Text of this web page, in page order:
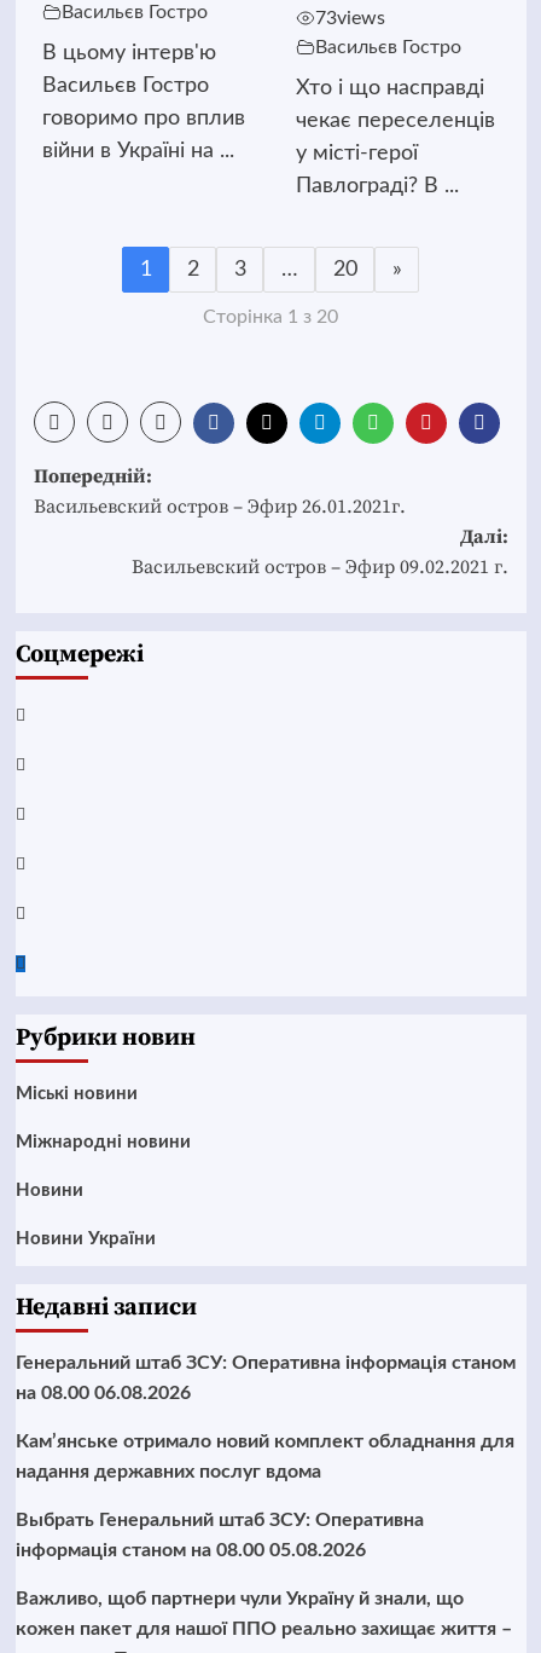
Васильєв Гостро
В цьому інтерв'ю
Васильєв Гостро
говоримо про вплив
війни в Україні на ...
73views
Васильєв Гостро
Хто і що насправді
чекає переселенців
у місті-герої
Павлограді? В ...
1 2 3 … 20 »
Сторінка 1 з 20
Post
navigation
Попередній:
Васильевский остров – Эфир 26.01.2021г.
Далі:
Васильевский остров – Эфир 09.02.2021 г.
Соцмережі
Facebook
YouTube
Telegram
Instagram
Twitter
Рубрики новин
Mіські новини
Міжнародні новини
Новини
Новини України
Недавні записи
Генеральний штаб ЗСУ: Оперативна інформація станом
на 08.00 06.08.2026
Кам’янське отримало новий комплект обладнання для
надання державних послуг вдома
Выбрать Генеральний штаб ЗСУ: Оперативна
інформація станом на 08.00 05.08.2026
Важливо, щоб партнери чули Україну й знали, що
кожен пакет для нашої ППО реально захищає життя –